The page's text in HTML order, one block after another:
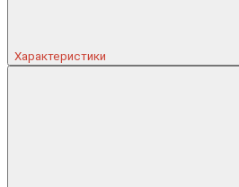
Характеристики